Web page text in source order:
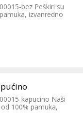
bez Peškiri su
izvanredno
Vam prednost pri
Vas.
kapucino Naši
100% pamuka,